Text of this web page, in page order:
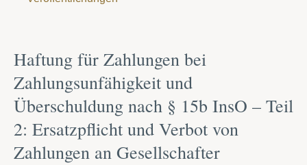
Haftung für Zahlungen bei
Zahlungsunfähigkeit und
Überschuldung nach § 15b InsO – Teil
2: Ersatzpflicht und Verbot von
Zahlungen an Gesellschafter